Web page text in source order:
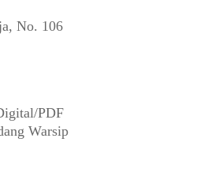
No. 106
PDF
Warsip